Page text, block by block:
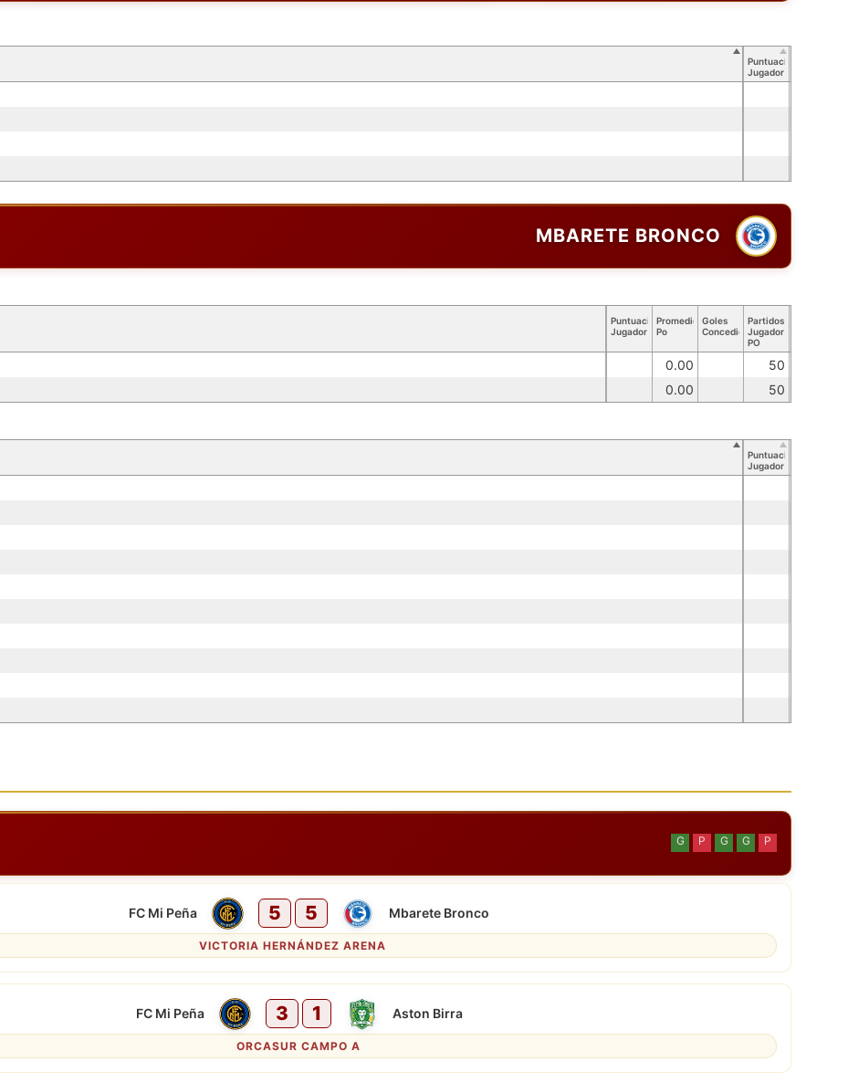
Puntuación
Jugador
MBARETE BRONCO
Puntuación
Jugador
Promedio
Po
Goles
Concedidos
Partidos
Jugador
PO
0.00
50
0.00 50
Puntuación
Jugador
G P G G P
FC Mi Peña 5 5 Mbarete Bronco
VICTORIA HERNÁNDEZ ARENA
FC Mi Peña 3 1 Aston Birra
ORCASUR CAMPO A